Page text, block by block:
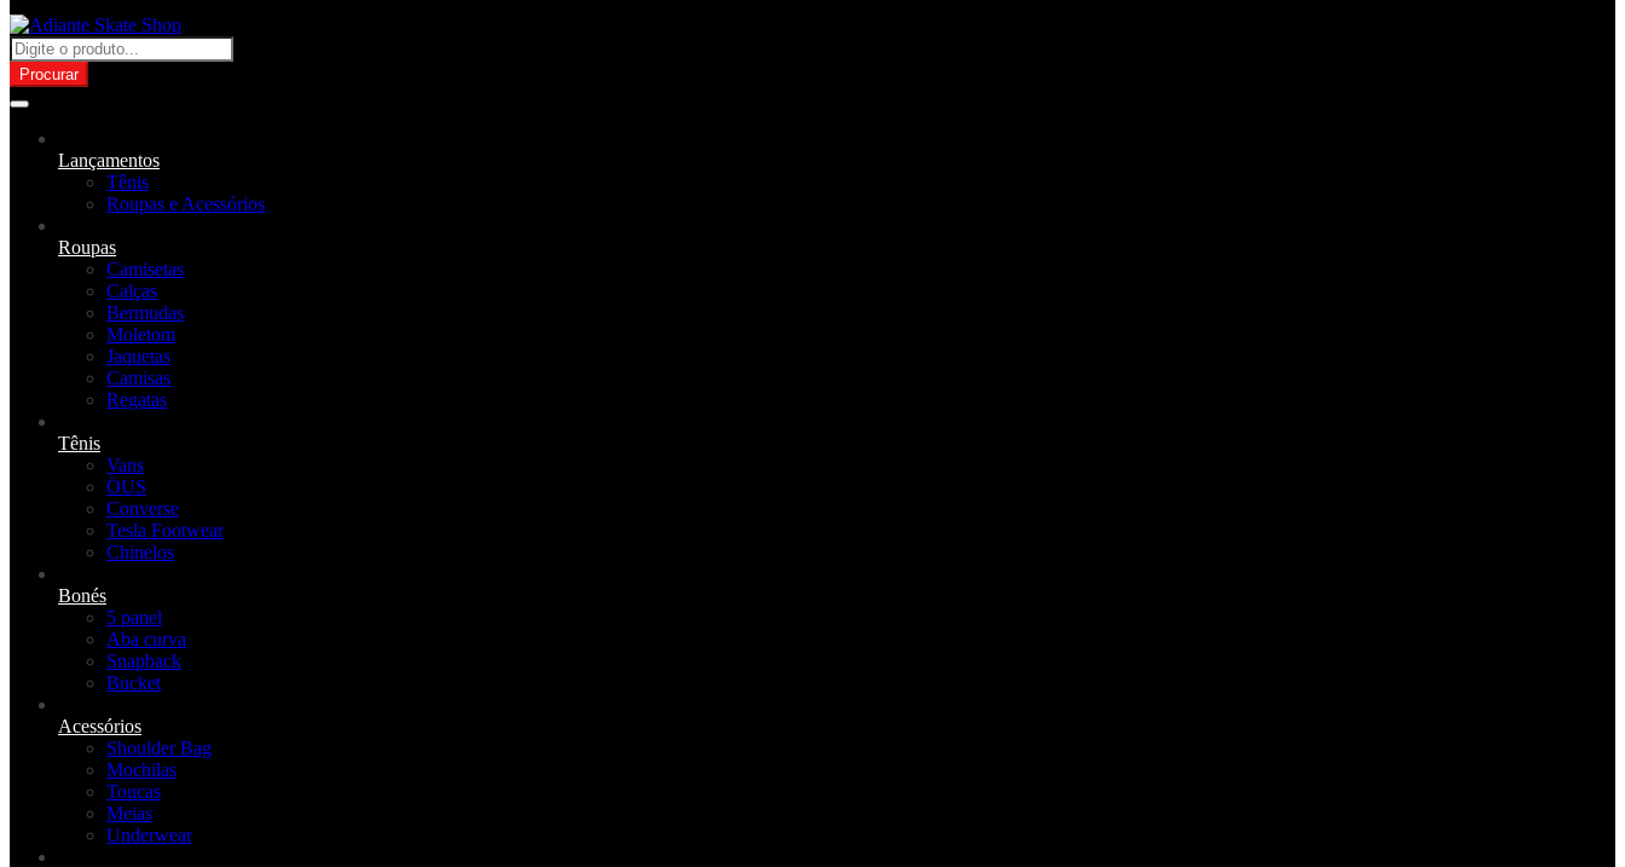
Procurar
Lançamentos
Tênis
Roupas e Acessórios
Roupas
Camisetas
Calças
Bermudas
Moletom
Jaquetas
Camisas
Regatas
Tênis
Vans
ÖUS
Converse
Tesla Footwear
Chinelos
Bonés
5 panel
Aba curva
Snapback
Bucket
Acessórios
Shoulder Bag
Mochilas
Toucas
Meias
Underwear